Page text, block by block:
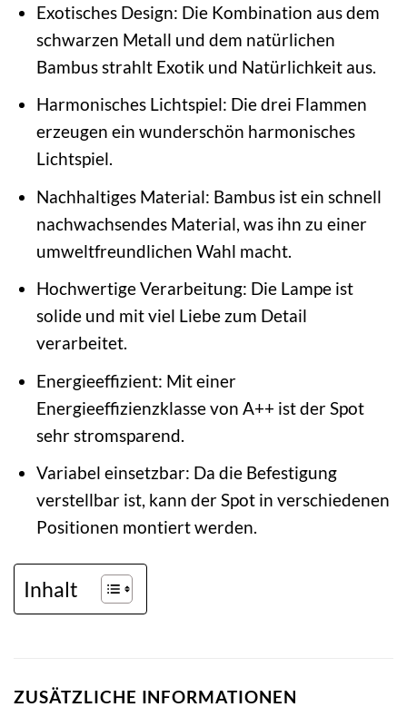
Exotisches Design: Die Kombination aus dem
schwarzen Metall und dem natürlichen
Bambus strahlt Exotik und Natürlichkeit aus.
Harmonisches Lichtspiel: Die drei Flammen
erzeugen ein wunderschön harmonisches
Lichtspiel.
Nachhaltiges Material: Bambus ist ein schnell
nachwachsendes Material, was ihn zu einer
umweltfreundlichen Wahl macht.
Hochwertige Verarbeitung: Die Lampe ist
solide und mit viel Liebe zum Detail
verarbeitet.
Energieeffizient: Mit einer
Energieeffizienzklasse von A++ ist der Spot
sehr stromsparend.
Variabel einsetzbar: Da die Befestigung
verstellbar ist, kann der Spot in verschiedenen
Positionen montiert werden.
Inhalt
ZUSÄTZLICHE INFORMATIONEN